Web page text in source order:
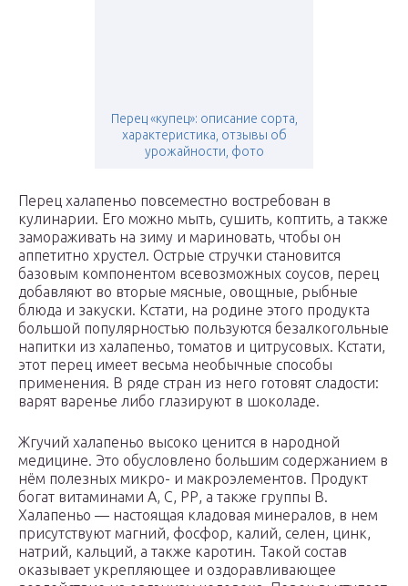
Перец «купец»: описание сорта,
характеристика, отзывы об
урожайности, фото
Перец халапеньо повсеместно востребован в
кулинарии. Его можно мыть, сушить, коптить, а также
замораживать на зиму и мариновать, чтобы он
аппетитно хрустел. Острые стручки становится
базовым компонентом всевозможных соусов, перец
добавляют во вторые мясные, овощные, рыбные
блюда и закуски. Кстати, на родине этого продукта
большой популярностью пользуются безалкогольные
напитки из халапеньо, томатов и цитрусовых. Кстати,
этот перец имеет весьма необычные способы
применения. В ряде стран из него готовят сладости:
варят варенье либо глазируют в шоколаде.
Жгучий халапеньо высоко ценится в народной
медицине. Это обусловлено большим содержанием в
нём полезных микро- и макроэлементов. Продукт
богат витаминами А, С, РР, а также группы B.
Халапеньо — настоящая кладовая минералов, в нем
присутствуют магний, фосфор, калий, селен, цинк,
натрий, кальций, а также каротин. Такой состав
оказывает укрепляющее и оздоравливающее